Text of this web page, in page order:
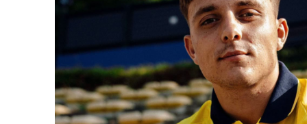
08 août 2026 Consulter l'article "L’Union Saint-Gilloise
Facebook
TwitterWhatsApp
Share
16 septembre 2022- 13h38
11 octobre 2022- 09h55